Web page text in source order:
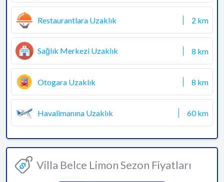
Restaurantlara Uzaklık 2 km
Sağlık Merkezi Uzaklık 8 km
Otogara Uzaklık 8 km
Havalimanına Uzaklık 60 km
Villa Belce Limon Sezon Fiyatları